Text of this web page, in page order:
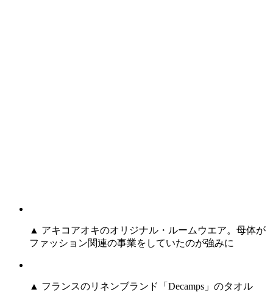
▲ アキコアオキのオリジナル・ルームウエア。母体が
ファッション関連の事業をしていたのが強みに
▲ フランスのリネンブランド「Decamps」のタオル